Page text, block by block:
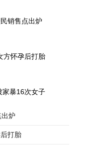
销售点出炉
方怀孕后打胎
家暴16次女子
炉
打胎